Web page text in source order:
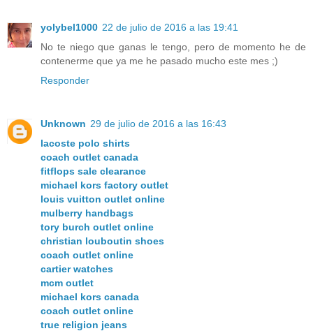
yolybel1000 22 de julio de 2016 a las 19:41
No te niego que ganas le tengo, pero de momento he de
contenerme que ya me he pasado mucho este mes ;)
Responder
Unknown 29 de julio de 2016 a las 16:43
lacoste polo shirts
coach outlet canada
fitflops sale clearance
michael kors factory outlet
louis vuitton outlet online
mulberry handbags
tory burch outlet online
christian louboutin shoes
coach outlet online
cartier watches
mcm outlet
michael kors canada
coach outlet online
true religion jeans